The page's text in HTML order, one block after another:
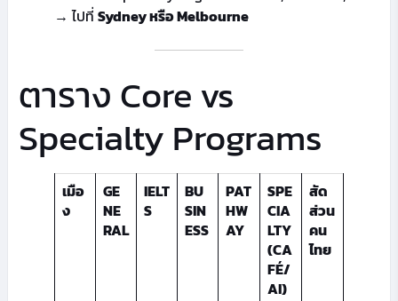
→ ไปที่ Sydney หรือ Melbourne
ตาราง Core vs
Specialty Programs
เมือ
ง
GE
NE
RAL
IELT
S
BU
SIN
ESS
PAT
HW
AY
SPE
CIA
LTY
(CA
FÉ/
AI)
สัด
ส่วน
คน
ไทย